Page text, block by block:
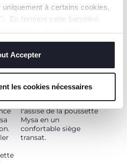
à certains cookies,
En fermant cette bannière,
au service demandé.
Accepter
les cookies nécessaires
TRANSAT
Lorsque le bébé
grandit et a envie de
Lullaglide transforme
l'assise de la poussette
Mysa en un
confortable siège
transat.